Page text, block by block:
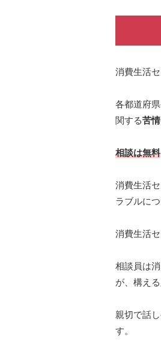
消費生活セ
各都道府
関する苦情
相談は無料
消費生活
ラブルに
消費生活
相談員は
が、構え
親切で話
す。